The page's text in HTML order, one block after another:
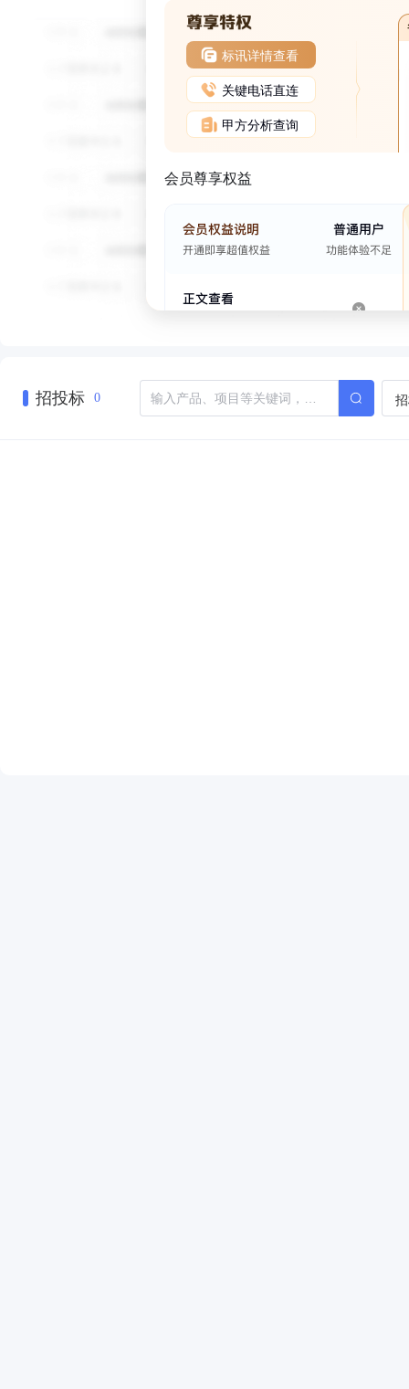
标讯详情查看
关键电话直连
甲方分析查询
会员尊享权益
招投标 0